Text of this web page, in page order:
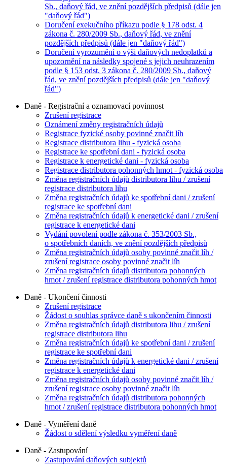
Sb., daňový řád, ve znění pozdějších předpisů (dále jen
"daňový řád")
Doručení exekučního příkazu podle § 178 odst. 4
zákona č. 280/2009 Sb., daňový řád, ve znění
pozdějších předpisů (dále jen "daňový řád")
Doručení vyrozumění o výši daňových nedoplatků a
upozornění na následky spojené s jejich neuhrazením
podle § 153 odst. 3 zákona č. 280/2009 Sb., daňový
řád, ve znění pozdějších předpisů (dále jen "daňový
řád")
Daně - Registrační a oznamovací povinnost
Zrušení registrace
Oznámení změny registračních údajů
Registrace fyzické osoby povinné značit líh
Registrace distributora lihu - fyzická osoba
Registrace ke spotřební dani - fyzická osoba
Registrace k energetické dani - fyzická osoba
Registrace distributora pohonných hmot - fyzická osoba
Změna registračních údajů distributora lihu / zrušení
registrace distributora lihu
Změna registračních údajů ke spotřební dani / zrušení
registrace ke spotřební dani
Změna registračních údajů k energetické dani / zrušení
registrace k energetické dani
Vydání povolení podle zákona č. 353/2003 Sb.,
o spotřebních daních, ve znění pozdějších předpisů
Změna registračních údajů osoby povinné značit líh /
zrušení registrace osoby povinné značit líh
Změna registračních údajů distributora pohonných
hmot / zrušení registrace distributora pohonných hmot
Daně - Ukončení činnosti
Zrušení registrace
Žádost o souhlas správce daně s ukončením činnosti
Změna registračních údajů distributora lihu / zrušení
registrace distributora lihu
Změna registračních údajů ke spotřební dani / zrušení
registrace ke spotřební dani
Změna registračních údajů k energetické dani / zrušení
registrace k energetické dani
Změna registračních údajů osoby povinné značit líh /
zrušení registrace osoby povinné značit líh
Změna registračních údajů distributora pohonných
hmot / zrušení registrace distributora pohonných hmot
Daně - Vyměření daně
Žádost o sdělení výsledku vyměření daně
Daně - Zastupování
Zastupování daňových subjektů